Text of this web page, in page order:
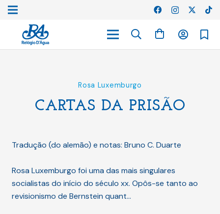
Rosa Luxemburgo
CARTAS DA PRISÃO
Tradução (do alemão) e notas: Bruno C. Duarte
Rosa Luxemburgo foi uma das mais singulares
socialistas do início do século xx. Opôs-se tanto ao
revisionismo de Bernstein quant…